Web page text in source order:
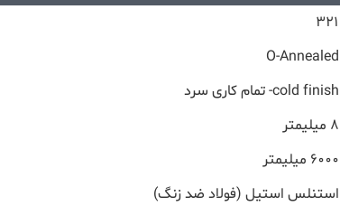
۳۲۱
O-Annealed
cold finish- تمام کاری سرد
۸ میلیمتر
۶۰۰۰ میلیمتر
استنلس استیل (فولاد ضد زنگ)